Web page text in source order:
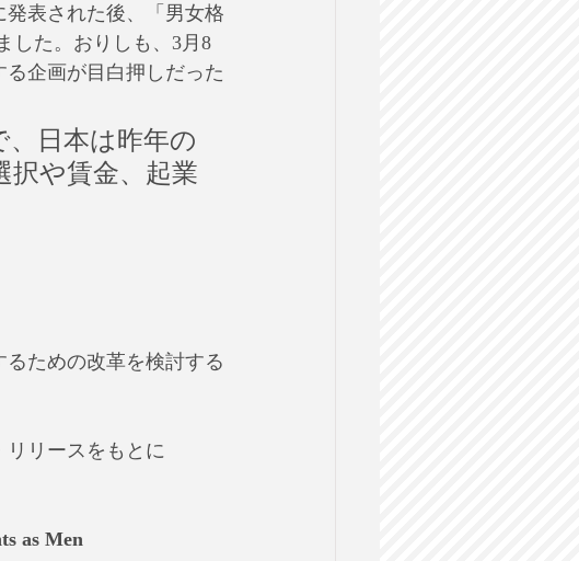
表された後、「男女格
した。おりしも、3月8
企画が目白押しだった
、日本は昨年の
択や賃金、起業
ための改革を検討する
リースをもとに
as Men